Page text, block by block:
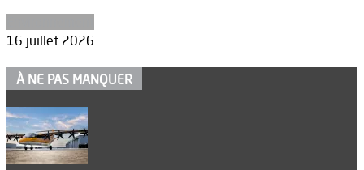
16 juillet 2026
À NE PAS MANQUER